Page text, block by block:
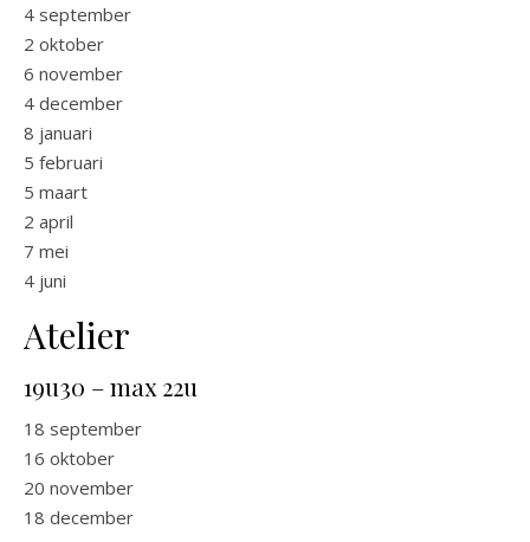
4 september
2 oktober
6 november
4 december
8 januari
5 februari
5 maart
2 april
7 mei
4 juni
Atelier
19u30 – max 22u
18 september
16 oktober
20 november
18 december